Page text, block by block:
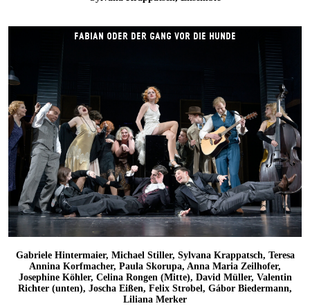
FABIAN ODER DER GANG VOR DIE HUNDE
Gabriele Hintermaier, Michael Stiller, Sylvana Krappatsch, Teresa
Annina Korfmacher, Paula Skorupa, Anna Maria Zeilhofer,
Josephine Köhler, Celina Rongen (Mitte), David Müller, Valentin
Richter (unten), Joscha Eißen, Felix Strobel, Gábor Biedermann,
Liliana Merker